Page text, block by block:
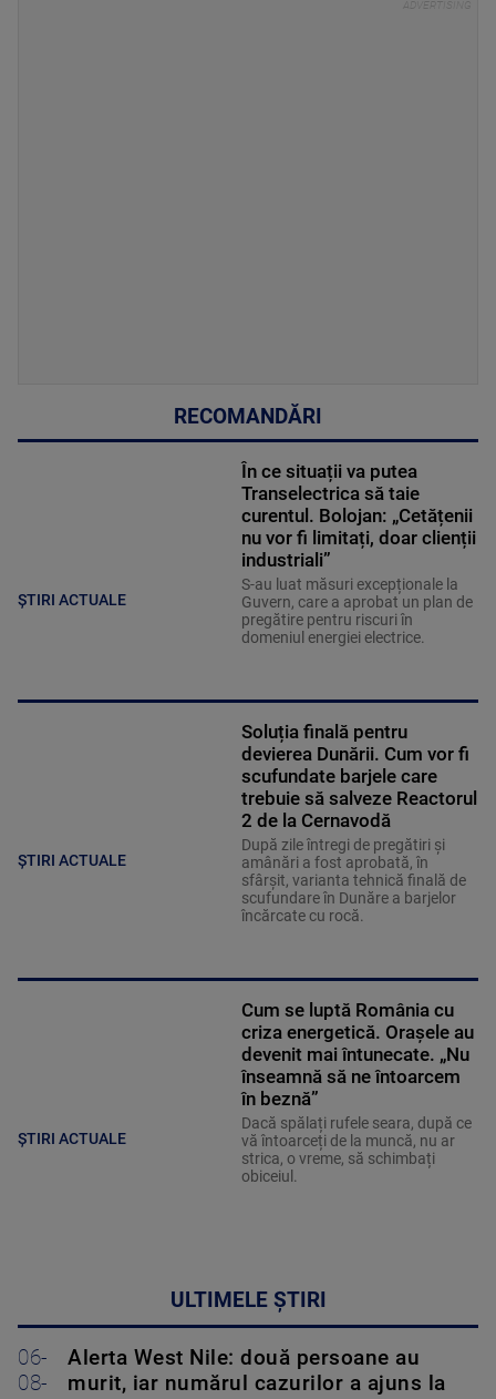
RECOMANDĂRI
ȘTIRI ACTUALE
În ce situații va putea
Transelectrica să taie
curentul. Bolojan: „Cetățenii
nu vor fi limitați, doar clienții
industriali”
S-au luat măsuri excepționale la
Guvern, care a aprobat un plan de
pregătire pentru riscuri în
domeniul energiei electrice.
ȘTIRI ACTUALE
Soluția finală pentru
devierea Dunării. Cum vor fi
scufundate barjele care
trebuie să salveze Reactorul
2 de la Cernavodă
După zile întregi de pregătiri și
amânări a fost aprobată, în
sfârșit, varianta tehnică finală de
scufundare în Dunăre a barjelor
încărcate cu rocă.
ȘTIRI ACTUALE
Cum se luptă România cu
criza energetică. Orașele au
devenit mai întunecate. „Nu
înseamnă să ne întoarcem
în beznă”
Dacă spălați rufele seara, după ce
vă întoarceți de la muncă, nu ar
strica, o vreme, să schimbați
obiceiul.
ULTIMELE ȘTIRI
06-
08-
Alerta West Nile: două persoane au
murit, iar numărul cazurilor a ajuns la